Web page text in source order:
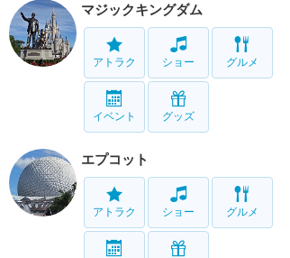
マジックキングダム
アトラク ショー グルメ
イベント グッズ
エプコット
アトラク ショー グルメ